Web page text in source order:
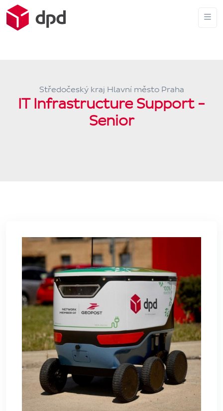
Středočeský kraj Hlavní město Praha
IT Infrastructure Support -
Senior